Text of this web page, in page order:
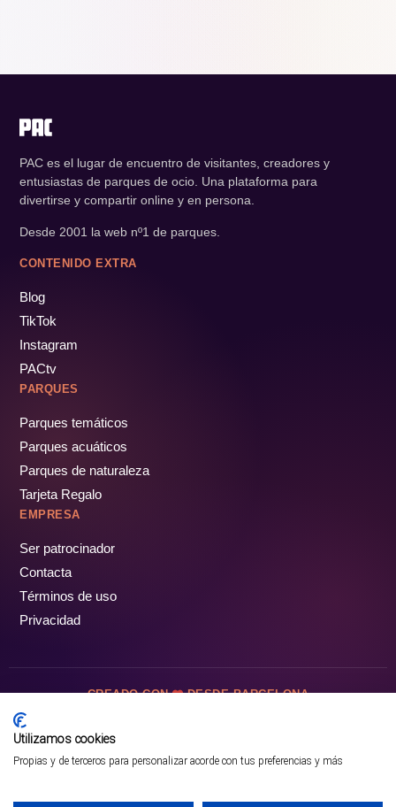
PAC es el lugar de encuentro de visitantes, creadores y
entusiastas de parques de ocio. Una plataforma para
divertirse y compartir online y en persona.
Desde 2001 la web nº1 de parques.
CONTENIDO EXTRA
Blog
TikTok
Instagram
PACtv
PARQUES
Parques temáticos
Parques acuáticos
Parques de naturaleza
Tarjeta Regalo
EMPRESA
Ser patrocinador
Contacta
Términos de uso
Privacidad
CREADO CON DESDE BARCELONA
Utilizamos cookies
Propias y de terceros para personalizar acorde con tus preferencias y más